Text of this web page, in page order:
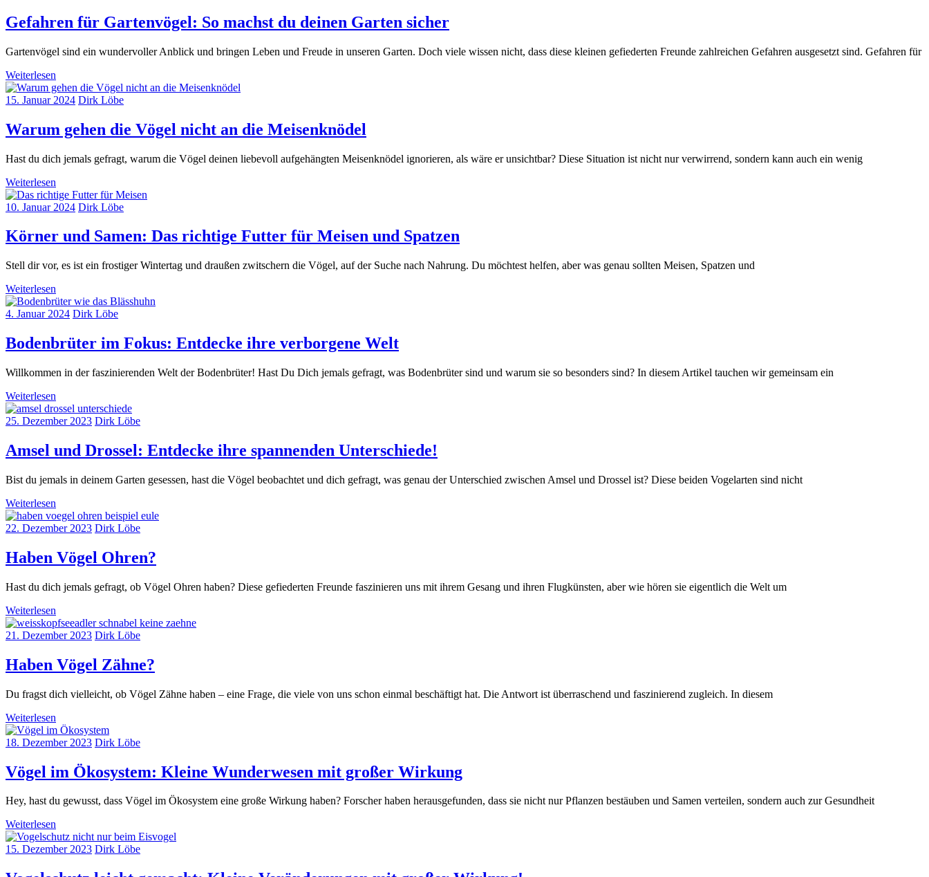
Gefahren für Gartenvögel: So machst du deinen Garten sicher
Gartenvögel sind ein wundervoller Anblick und bringen Leben und Freude in unseren Garten. Doch viele wissen nicht, dass diese kleinen gefiederten Freunde zahlreichen Gefahren ausgesetzt sind. Gefahren für
Weiterlesen
15. Januar 2024 Dirk Löbe
Warum gehen die Vögel nicht an die Meisenknödel
Hast du dich jemals gefragt, warum die Vögel deinen liebevoll aufgehängten Meisenknödel ignorieren, als wäre er unsichtbar? Diese Situation ist nicht nur verwirrend, sondern kann auch ein wenig
Weiterlesen
10. Januar 2024 Dirk Löbe
Körner und Samen: Das richtige Futter für Meisen und Spatzen
Stell dir vor, es ist ein frostiger Wintertag und draußen zwitschern die Vögel, auf der Suche nach Nahrung. Du möchtest helfen, aber was genau sollten Meisen, Spatzen und
Weiterlesen
4. Januar 2024 Dirk Löbe
Bodenbrüter im Fokus: Entdecke ihre verborgene Welt
Willkommen in der faszinierenden Welt der Bodenbrüter! Hast Du Dich jemals gefragt, was Bodenbrüter sind und warum sie so besonders sind? In diesem Artikel tauchen wir gemeinsam ein
Weiterlesen
25. Dezember 2023 Dirk Löbe
Amsel und Drossel: Entdecke ihre spannenden Unterschiede!
Bist du jemals in deinem Garten gesessen, hast die Vögel beobachtet und dich gefragt, was genau der Unterschied zwischen Amsel und Drossel ist? Diese beiden Vogelarten sind nicht
Weiterlesen
22. Dezember 2023 Dirk Löbe
Haben Vögel Ohren?
Hast du dich jemals gefragt, ob Vögel Ohren haben? Diese gefiederten Freunde faszinieren uns mit ihrem Gesang und ihren Flugkünsten, aber wie hören sie eigentlich die Welt um
Weiterlesen
21. Dezember 2023 Dirk Löbe
Haben Vögel Zähne?
Du fragst dich vielleicht, ob Vögel Zähne haben – eine Frage, die viele von uns schon einmal beschäftigt hat. Die Antwort ist überraschend und faszinierend zugleich. In diesem
Weiterlesen
18. Dezember 2023 Dirk Löbe
Vögel im Ökosystem: Kleine Wunderwesen mit großer Wirkung
Hey, hast du gewusst, dass Vögel im Ökosystem eine große Wirkung haben? Forscher haben herausgefunden, dass sie nicht nur Pflanzen bestäuben und Samen verteilen, sondern auch zur Gesundheit
Weiterlesen
15. Dezember 2023 Dirk Löbe